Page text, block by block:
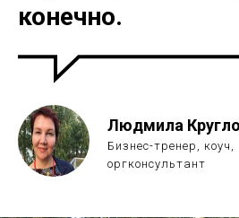
конечно.
Людмила
Бизнес-тренер, коуч,
оргконсультант